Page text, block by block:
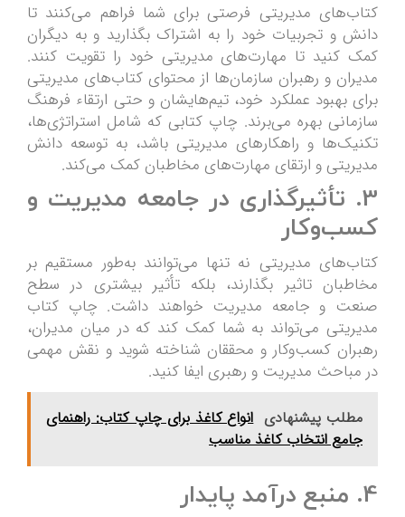
کتاب‌های مدیریتی فرصتی برای شما فراهم می‌کنند تا
دانش و تجربیات خود را به اشتراک بگذارید و به دیگران
کمک کنید تا مهارت‌های مدیریتی خود را تقویت کنند.
مدیران و رهبران سازمان‌ها از محتوای کتاب‌های مدیریتی
برای بهبود عملکرد خود، تیم‌هایشان و حتی ارتقاء فرهنگ
سازمانی بهره می‌برند. چاپ کتابی که شامل استراتژی‌ها،
تکنیک‌ها و راهکارهای مدیریتی باشد، به توسعه دانش
مدیریتی و ارتقای مهارت‌های مخاطبان کمک می‌کند.
3. تأثیرگذاری در جامعه مدیریت و
کسب‌وکار
کتاب‌های مدیریتی نه تنها می‌توانند به‌طور مستقیم بر
مخاطبان تاثیر بگذارند، بلکه تأثیر بیشتری در سطح
صنعت و جامعه مدیریت خواهند داشت. چاپ کتاب
مدیریتی می‌تواند به شما کمک کند که در میان مدیران،
رهبران کسب‌وکار و محققان شناخته شوید و نقش مهمی
در مباحث مدیریت و رهبری ایفا کنید.
مطلب پیشنهادی انواع کاغذ برای چاپ کتاب: راهنمای
جامع انتخاب کاغذ مناسب
4. منبع درآمد پایدار